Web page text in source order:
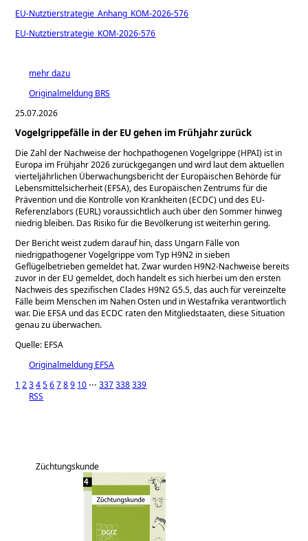
EU-Nutztierstrategie_Anhang_KOM-2026-576
EU-Nutztierstrategie_KOM-2026-576
mehr dazu
Originalmeldung BRS
25.07.2026
Vogelgrippefälle in der EU gehen im Frühjahr zurück
Die Zahl der Nachweise der hochpathogenen Vogelgrippe (HPAI) ist in
Europa im Frühjahr 2026 zurückgegangen und wird laut dem aktuellen
vierteljährlichen Überwachungsbericht der Europäischen Behörde für
Lebensmittelsicherheit (EFSA), des Europäischen Zentrums für die
Prävention und die Kontrolle von Krankheiten (ECDC) und des EU-
Referenzlabors (EURL) voraussichtlich auch über den Sommer hinweg
niedrig bleiben. Das Risiko für die Bevölkerung ist weiterhin gering.
Der Bericht weist zudem darauf hin, dass Ungarn Fälle von
niedrigpathogener Vogelgrippe vom Typ H9N2 in sieben
Geflügelbetrieben gemeldet hat. Zwar wurden H9N2-Nachweise bereits
zuvor in der EU gemeldet, doch handelt es sich hierbei um den ersten
Nachweis des spezifischen Clades H9N2 G5.5, das auch für vereinzelte
Fälle beim Menschen im Nahen Osten und in Westafrika verantwortlich
war. Die EFSA und das ECDC raten den Mitgliedstaaten, diese Situation
genau zu überwachen.
Quelle: EFSA
Originalmeldung EFSA
1 23456789 10 ⋅⋅⋅337338339
RSS
Züchtungskunde